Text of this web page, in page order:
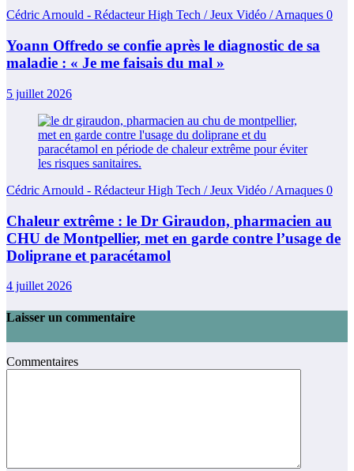
Cédric Arnould - Rédacteur High Tech / Jeux Vidéo / Arnaques 0
Yoann Offredo se confie après le diagnostic de sa
maladie : « Je me faisais du mal »
5 juillet 2026
Cédric Arnould - Rédacteur High Tech / Jeux Vidéo / Arnaques 0
Chaleur extrême : le Dr Giraudon, pharmacien au
CHU de Montpellier, met en garde contre l’usage de
Doliprane et paracétamol
4 juillet 2026
Laisser un commentaire
Commentaires